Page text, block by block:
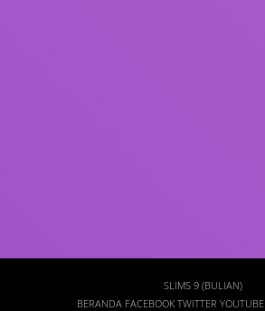
SLIMS 9 (BULIAN)
BERANDA FACEBOOK TWITTER YOUTUBE